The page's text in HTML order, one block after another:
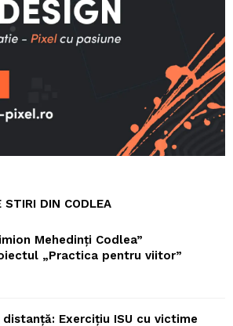
STIRI DIN CODLEA
Mehedinți Codlea”
„Practica pentru viitor”
Exercițiu ISU cu victime